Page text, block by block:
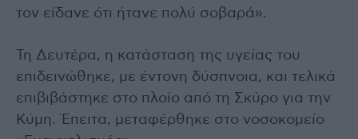
τον είδανε ότι ήτανε πολύ σοβαρά».
Τη Δευτέρα, η κατάσταση της υγείας του
επιδεινώθηκε, με έντονη δύσπνοια, και τελικά
επιβιβάστηκε στο πλοίο από τη Σκύρο για την
Κύμη. Έπειτα, μεταφέρθηκε στο νοσοκομείο